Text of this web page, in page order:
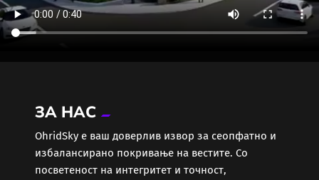
ЗА НАС
ОhridSky е ваш доверлив извор за сеопфатно и
избалансирано покривање на вестите. Со
посветеност на интегритет и точност,